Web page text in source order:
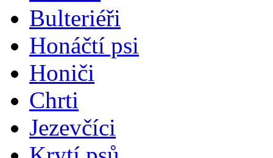
Bulteriéři
Honáčtí psi
Honiči
Chrti
Jezevčíci